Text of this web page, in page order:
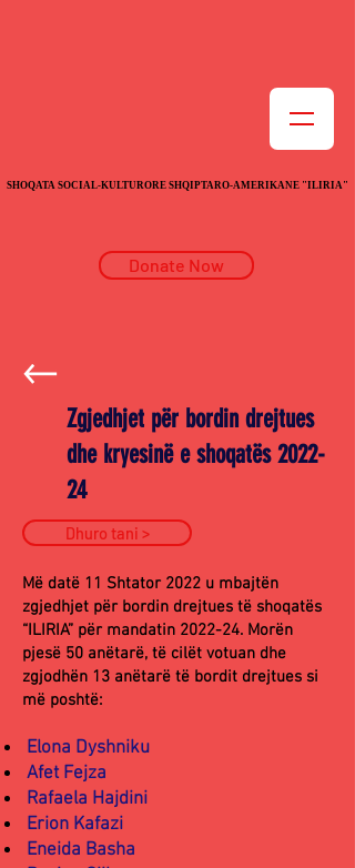
Donate Now
SHOQATA SOCIAL-KULTURORE SHQIPTARO-AMERIKANE "ILIRIA"
SHOQATA SOCIAL-KULTURORE SHQIPTARO-AMERIKANE "ILIRIA"
Zgjedhjet për bordin drejtues
dhe kryesinë e shoqatës 2022-
24
Dhuro tani >
Më datë 11 Shtator 2022 u mbajtën
zgjedhjet për bordin drejtues të shoqatës
“ILIRIA” për mandatin 2022-24. Morën
pjesë 50 anëtarë, të cilët votuan dhe
zgjodhën 13 anëtarë të bordit drejtues si
më poshtë:
Elona Dyshniku
Afet Fejza
Rafaela Hajdini
Erion Kafazi
Eneida Basha